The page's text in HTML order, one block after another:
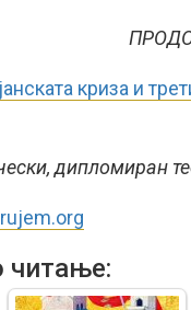
криза и
дипломиран
читање: